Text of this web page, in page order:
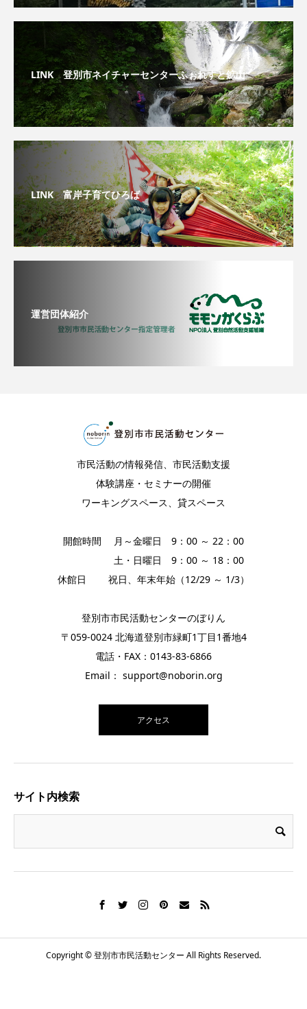
LINK 登別市ネイチャーセンターふぉれすと鉱山
LINK 富岸子育てひろば
運営団体紹介
市民活動の情報発信、市民活動支援
体験講座・セミナーの開催
ワーキングスペース、貸スペース
開館時間 月～金曜日 9：00 ～ 22：00
土・日曜日 9：00 ～ 18：00
休館日 祝日、年末年始（12/29 ～ 1/3）
登別市市民活動センターのぼりん
〒059-0024 北海道登別市緑町1丁目1番地4
電話・FAX：0143-83-6866
Email： support@noborin.org
アクセス
サイト内検索
Copyright © 登別市市民活動センター All Rights Reserved.